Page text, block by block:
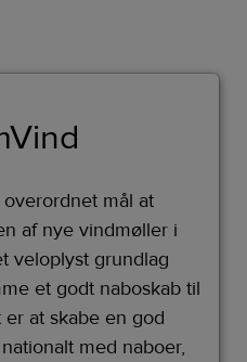
mål at
af nye vindmøller i
veloplyst grundlag
et godt naboskab til
at skabe en god
med naboer,